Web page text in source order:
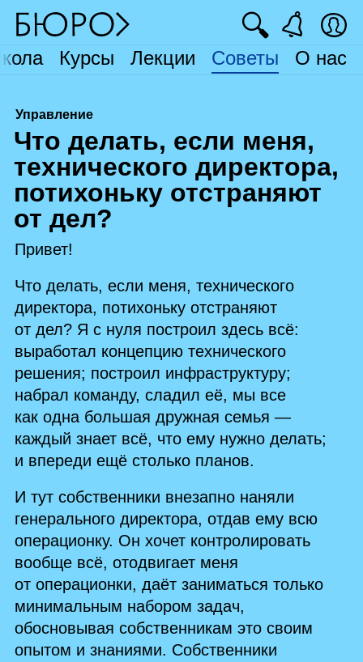
Курсы Лекции Советы О нас
🔍
Управление
Что делать, если меня,
технического директора,
потихоньку отстраняют
от дел?
Привет!
Что делать, если меня, технического
директора, потихоньку отстраняют
от дел? Я с нуля построил здесь всё:
выработал концепцию технического
решения; построил инфраструктуру;
набрал команду, сладил её, мы все
как одна большая дружная семья —
каждый знает всё, что ему нужно делать;
и впереди ещё столько планов.
И тут собственники внезапно наняли
генерального директора, отдав ему всю
операционку. Он хочет контролировать
вообще всё, отодвигает меня
от операционки, даёт заниматься только
минимальным набором задач,
обосновывая собственникам это своим
опытом и знаниями. Собственники